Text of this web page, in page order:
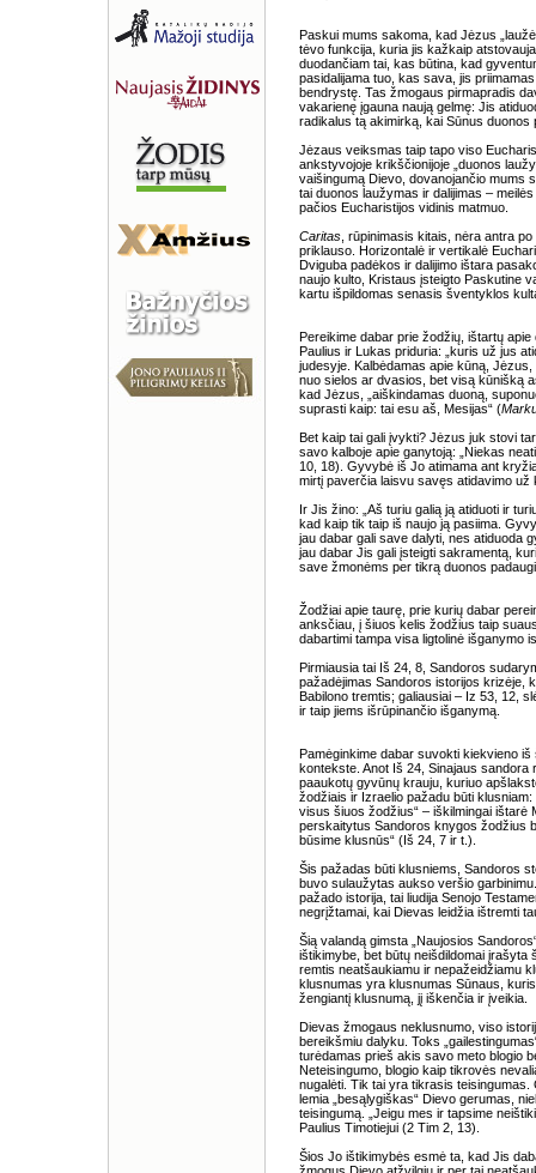
Paskui mums sakoma, kad Jėzus
tėvo funkcija, kuria jis kažkaip
duodančiam tai, kas būtina, kad
pasidalijama tuo, kas sava, jis
bendrystę. Tas žmogaus pirmapradis
vakarienę įgauna naują gelmę: Jis
radikalus tą akimirką, kai Sūnus duonos
Jėzaus veiksmas taip tapo viso
ankstyvojoje krikščionijoje „duonos
vaišingumą Dievo, dovanojančio mums
tai duonos laužymas ir dalijimas –
pačios Eucharistijos vidinis matmuo.
Caritas , rūpinimasis kitais, nėra antra
priklauso. Horizontalė ir vertikalė
Dviguba padėkos ir dalijimo ištara
naujo kulto, Kristaus įsteigto Paskutine
kartu išpildomas senasis šventyklos
Pereikime dabar prie žodžių, ištartų
Paulius ir Lukas priduria: „kuris už jus
judesyje. Kalbėdamas apie kūną,
nuo sielos ar dvasios, bet visą kūnišką
kad Jėzus, „aiškindamas duoną,
suprasti kaip: tai esu aš, Mesijas“ (
Bet kaip tai gali įvykti? Jėzus juk stovi
savo kalboje apie ganytoją: „Niekas
10, 18). Gyvybė iš Jo atimama ant
mirtį paverčia laisvu savęs atidavimo už
Ir Jis žino: „Aš turiu galią ją atiduoti ir
kad kaip tik taip iš naujo ją pasiima.
jau dabar gali save dalyti, nes atiduoda
jau dabar Jis gali įsteigti sakramentą,
save žmonėms per tikrą duonos
Žodžiai apie taurę, prie kurių dabar
anksčiau, į šiuos kelis žodžius taip
dabartimi tampa visa ligtolinė išganymo
Pirmiausia tai Iš 24, 8, Sandoros
pažadėjimas Sandoros istorijos krizėje,
Babilono tremtis; galiausiai – Iz 53, 12,
ir taip jiems išrūpinančio išganymą.
Pamėginkime dabar suvokti kiekvieno
kontekste. Anot Iš 24, Sinajaus sandora
paaukotų gyvūnų krauju, kuriuo
žodžiais ir Izraelio pažadu būti
visus šiuos žodžius“ – iškilmingai ištarė
perskaitytus Sandoros knygos žodžius
būsime klusnūs“ (Iš 24, 7 ir t.).
Šis pažadas būti klusniems, Sandoros
buvo sulaužytas aukso veršio
pažado istorija, tai liudija Senojo
negrįžtamai, kai Dievas leidžia ištremti
Šią valandą gimsta „Naujosios
ištikimybe, bet būtų neišdildomai įrašyta
remtis neatšaukiamu ir nepažeidžiamu
klusnumas yra klusnumas Sūnaus,
žengiantį klusnumą, jį iškenčia ir įveikia.
Dievas žmogaus neklusnumo, viso
bereikšmiu dalyku. Toks
turėdamas prieš akis savo meto blogio
Neteisingumo, blogio kaip tikrovės
nugalėti. Tik tai yra tikrasis
lemia „besąlygiškas“ Dievo gerumas,
teisingumą. „Jeigu mes ir tapsime
Paulius Timotiejui (2 Tim 2, 13).
Šios Jo ištikimybės esmė ta, kad Jis